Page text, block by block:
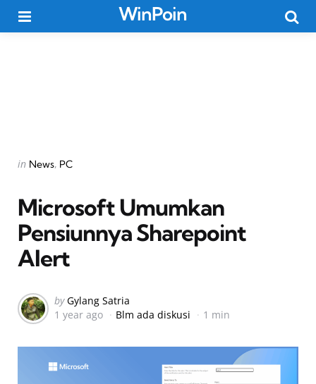
WinPoin
Categories
Posted
in News PC
Microsoft Umumkan
Pensiunnya Sharepoint
Alert
Posted
by
by Gylang Satria
1 year ago
Blm ada diskusi 1 min